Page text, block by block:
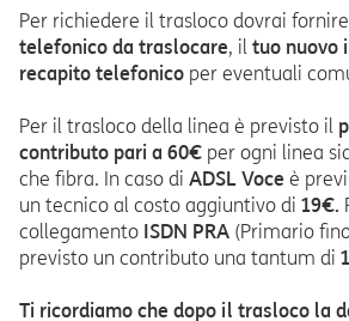
Per richiedere il trasloco dovrai
telefonico da traslocare, il tuo nuovo
recapito telefonico per eventuali
Per il trasloco della linea è previsto il
contributo pari a 60€ per ogni linea
che fibra. In caso di ADSL Voce è
un tecnico al costo aggiuntivo di 19€.
collegamento ISDN PRA (Primario
previsto un contributo una tantum di
Ti ricordiamo che dopo il trasloco la